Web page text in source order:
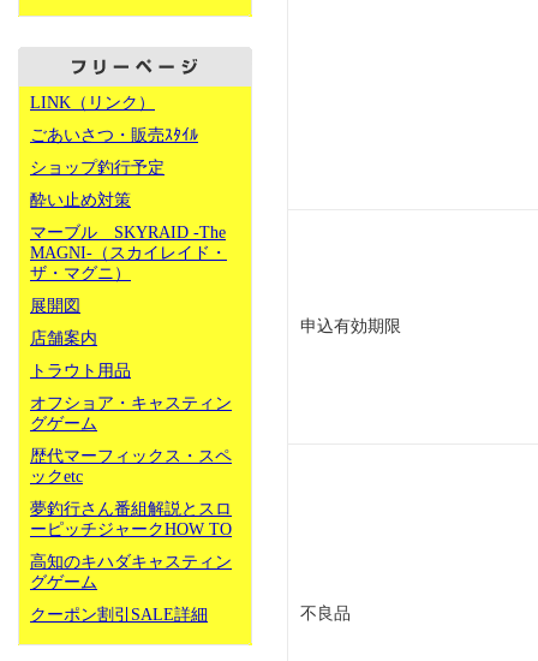
LINK（リンク）
ごあいさつ・販売ｽﾀｲﾙ
ショップ釣行予定
酔い止め対策
マーブル SKYRAID -The
MAGNI-（スカイレイド・
ザ・マグニ）
展開図
店舗案内
トラウト用品
オフショア・キャスティン
グゲーム
歴代マーフィックス・スペ
ックetc
夢釣行さん番組解説とスロ
ーピッチジャークHOW TO
高知のキハダキャスティン
グゲーム
クーポン割引SALE詳細
申込有効期限
不良品